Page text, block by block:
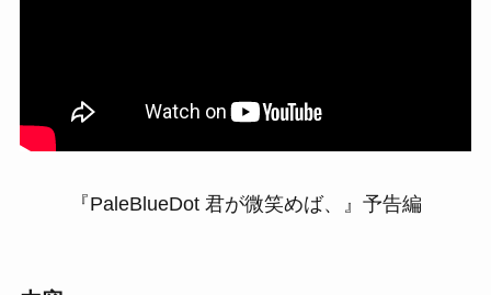
『PaleBlueDot 君が微笑めば、』予告編